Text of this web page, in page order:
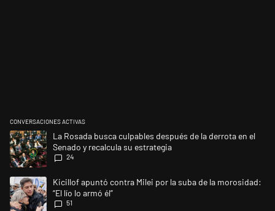
CONVERSACIONES ACTIVAS
Este listado muestra los artículos con más comentarios en los últimos
Un artículo de tendencia con el título "La Rosada busca culpables
La Rosada busca culpables después de la derrota en el
Senado y recalcula su estrategia
24
Un artículo de tendencia con el título "Kicillof apuntó contra Milei por
Kicillof apuntó contra Milei por la suba de la morosidad:
“El lío lo armó él”
51